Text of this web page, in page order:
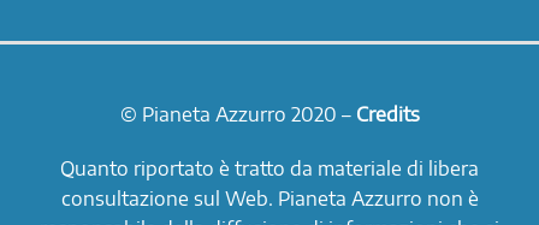
© Pianeta Azzurro 2020 – Credits
Quanto riportato è tratto da materiale di libera
consultazione sul Web. Pianeta Azzurro non è